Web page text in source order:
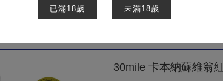
商品櫥窗
30mile 卡本納蘇維翁
已滿18歲 未滿18歲